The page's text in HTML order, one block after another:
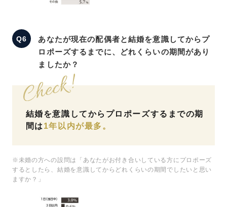
あなたが現在の配偶者と結婚を意識してからプ
ロポーズするまでに、どれくらいの期間があり
ましたか？
結婚を意識してからプロポーズするまでの期
間は 1年以内が最多。
※未婚の方への設問は「あなたがお付き合いしている方にプロポーズ
するとしたら、結婚を意識してからどれくらいの期間でしたいと思い
ますか？」